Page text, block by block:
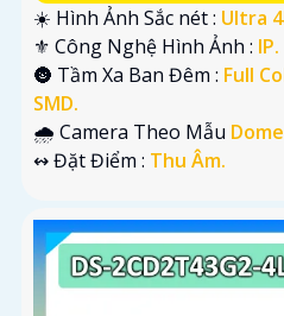
☀️ Hình Ảnh Sắc nét : Ultra
⚜️ Công Nghệ Hình Ảnh : IP.
🌚 Tầm Xa Ban Đêm : Full
SMD.
🌧️ Camera Theo Mẫu
️↭ Đặt Điểm : Thu Âm.